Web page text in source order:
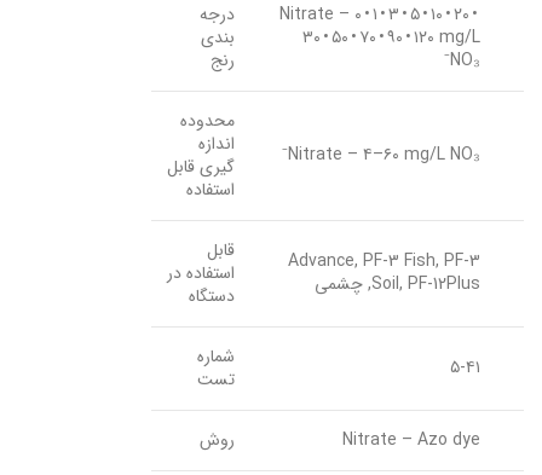
Nitrate – ۰ • ۱ • ۳ • ۵ • ۱۰ • ۲۰ •
۳۰ • ۵۰ • ۷۰ • ۹۰ • ۱۲۰ mg/L
NO₃⁻
درجه
بندی
رنج
Nitrate – ۴–۶۰ mg/L NO₃⁻
محدوده
اندازه
گیری قابل
استفاده
Advance, PF-3 Fish, PF-3
Soil, PF-12Plus, چشمی
قابل
استفاده در
دستگاه
۵-۴۱
شماره
تست
Nitrate – Azo dye روش